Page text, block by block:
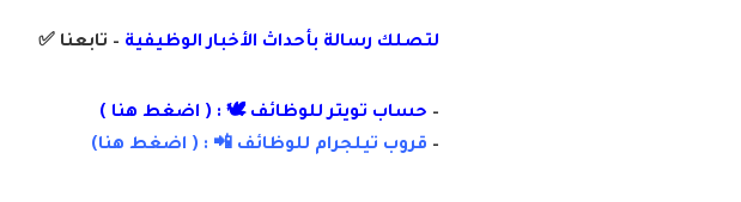
لتصلك رسالة بأحداث الأخبار الوظيفية – تابعنا ✅
– حساب تويتر للوظائف 🕊 : ( اضغط هنا )
– قروب تيلجرام للوظائف 📲 : ( اضغط هنا)